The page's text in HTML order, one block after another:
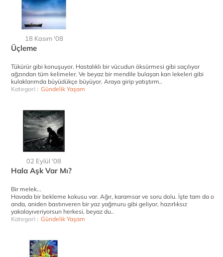
18 Kasım '08
Üçleme
Tükürür gibi konuşuyor. Hastalıklı bir vücudun öksürmesi gibi saçılıyor
ağzından tüm kelimeler. Ve beyaz bir mendile bulaşan kan lekeleri gibi
kulaklarımda büyüdükçe büyüyor. Araya girip yatıştırm..
Kategori : Gündelik Yaşam
02 Eylül '08
Hala Aşk Var Mı?
Bir melek...
Havada bir bekleme kokusu var. Ağır, karamsar ve soru dolu. İşte tam da o
anda, aniden bastırıveren bir yaz yağmuru gibi geliyor, hazırlıksız
yakalayıveriyorsun herkesi, beyaz du..
Kategori : Gündelik Yaşam